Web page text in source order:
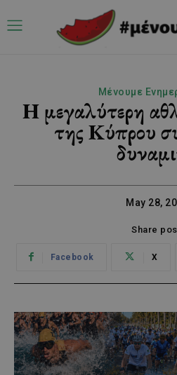
Μένουμε
Η μεγαλύτερη
της Κύπρου
May 28,
Share
Facebook X